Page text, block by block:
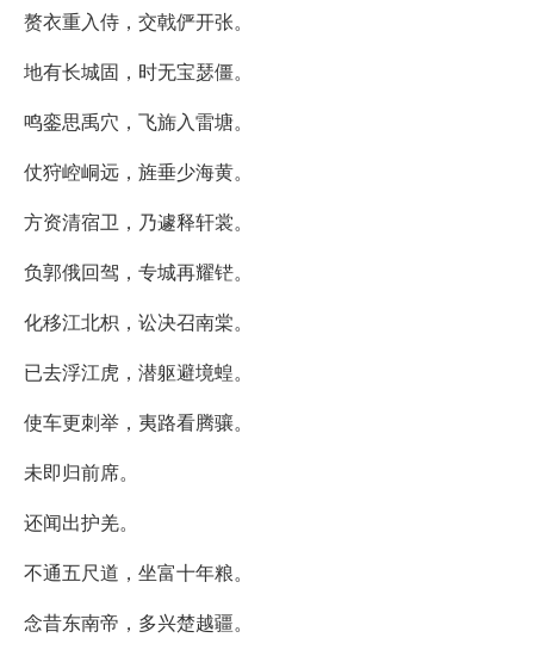
赘衣重入侍，交戟俨开张。
地有长城固，时无宝瑟僵。
鸣銮思禹穴，飞旆入雷塘。
仗狩崆峒远，旌垂少海黄。
方资清宿卫，乃遽释轩裳。
负郭俄回驾，专城再耀铓。
化移江北枳，讼决召南棠。
已去浮江虎，潜躯避境蝗。
使车更刺举，夷路看腾骧。
未即归前席。
还闻出护羌。
不通五尺道，坐富十年粮。
念昔东南帝，多兴楚越疆。